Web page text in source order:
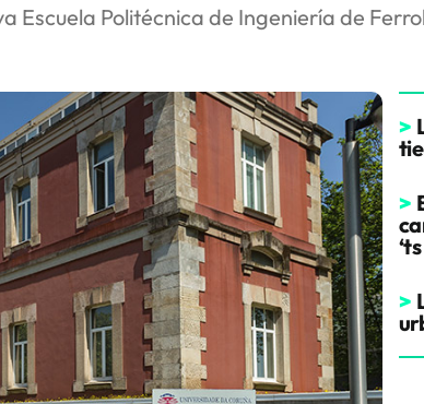
Escuela Politécnica de Ingeniería de
>
>
>